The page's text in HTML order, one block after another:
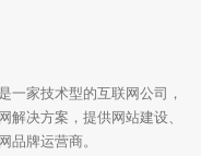
一家技术型的互联网公司，
解决方案，提供网站建设、
品牌运营商。